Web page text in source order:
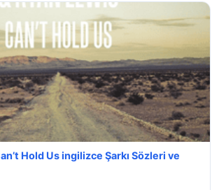
Hold Us ingilizce Şarkı Sözleri ve